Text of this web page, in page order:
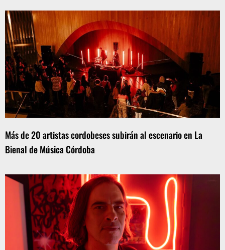
Más de 20 artistas cordobeses subirán al escenario en La
Bienal de Música Córdoba